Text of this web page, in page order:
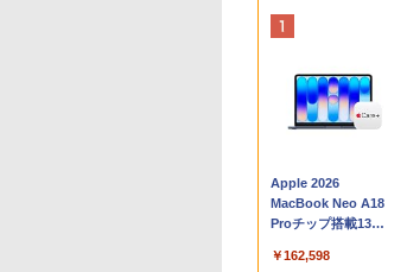
Apple 2026
MacBook Neo A18
Proチップ搭載13イ
AIとApple
￥162,598